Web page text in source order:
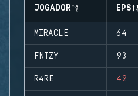
JOGADOR EPS
MIRACLE 64
FNTZY 93
R4RE 42